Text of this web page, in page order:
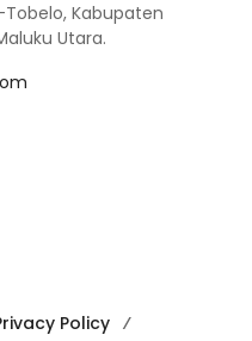
Kabupaten
Utara.
Policy